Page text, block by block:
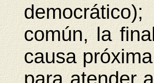
común, la
causa
para atender